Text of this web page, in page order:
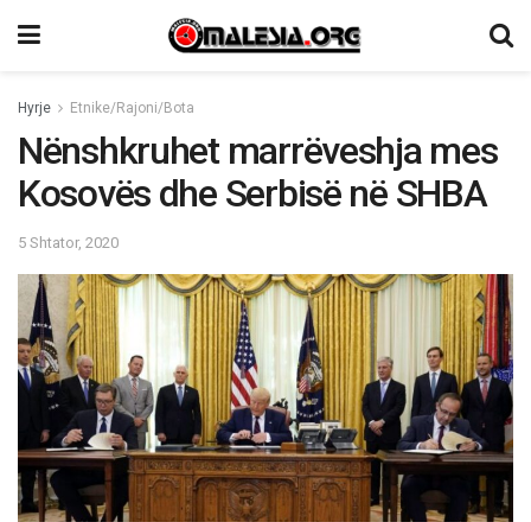
Hyrje Etnike/Rajoni/Bota
Nënshkruhet marrëveshja mes
Kosovës dhe Serbisë në SHBA
5 Shtator, 2020